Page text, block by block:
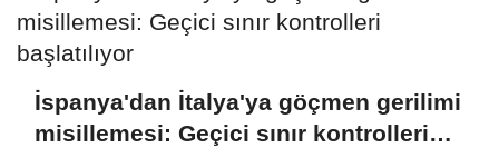
İspanya'dan İtalya'ya göçmen gerilimi
misillemesi: Geçici sınır kontrolleri